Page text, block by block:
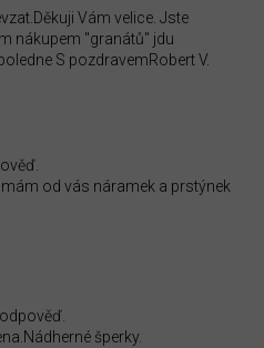
Vám velice. Jste
nákupem "granátů" jdu
S pozdravemRobert V.
od vás náramek a prstýnek
šperky.